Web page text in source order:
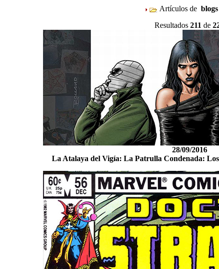
Artículos de
Resultados211 de
28/09/2016
La Atalaya del Vigía: La Patrulla Condenada: